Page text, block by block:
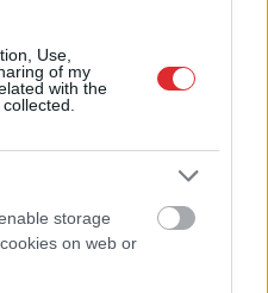
Use,
of my
with the
storage
on web or
Pircējipie cenu zīmes
Ziņot